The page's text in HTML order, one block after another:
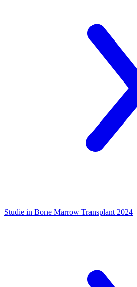
Studie in Bone Marrow Transplant 2024